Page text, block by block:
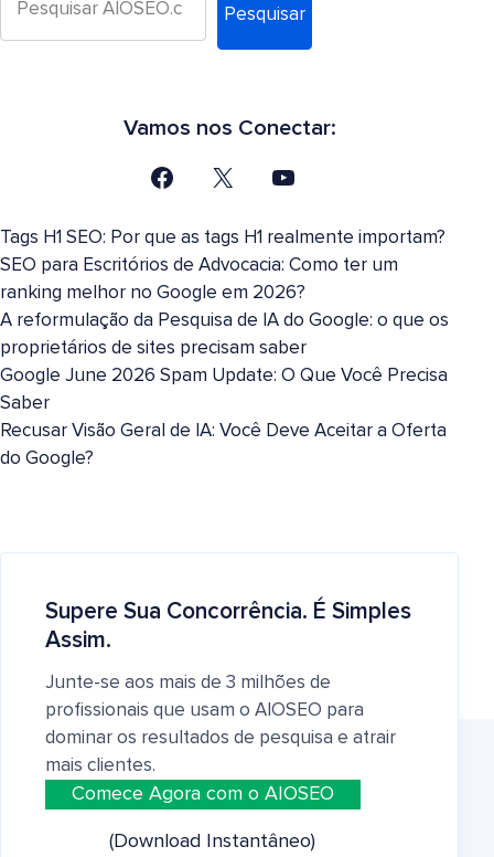
Pesquisar
Vamos nos Conectar:
Tags H1 SEO: Por que as tags H1 realmente importam?
SEO para Escritórios de Advocacia: Como ter um
ranking melhor no Google em 2026?
A reformulação da Pesquisa de IA do Google: o que os
proprietários de sites precisam saber
Google June 2026 Spam Update: O Que Você Precisa
Saber
Recusar Visão Geral de IA: Você Deve Aceitar a Oferta
do Google?
Supere Sua Concorrência. É Simples
Assim.
Junte-se aos mais de 3 milhões de
profissionais que usam o AIOSEO para
dominar os resultados de pesquisa e atrair
mais clientes.
Comece Agora com o AIOSEO
(Download Instantâneo)